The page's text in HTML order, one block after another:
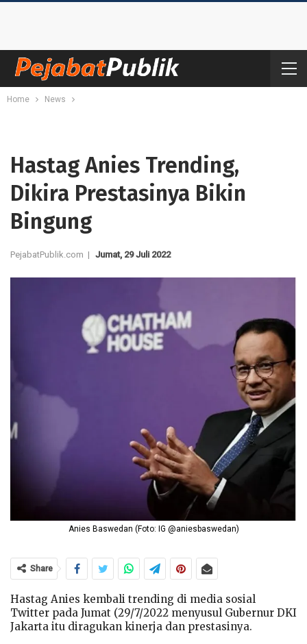
Home News
Hastag Anies Trending,
Dikira Prestasinya Bikin
Bingung
PejabatPublik.com | Jumat, 29 Juli 2022
Anies Baswedan (Foto: IG @aniesbaswedan)
Share
Hastag Anies kembali trending di media sosial
Twitter pada Jumat (29/7/2022 menyusul Gubernur DKI
Jakarta itu diragukan kinerja dan prestasinya.